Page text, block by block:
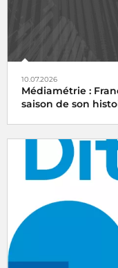
10.07.2026
Médiamétrie :
saison de son